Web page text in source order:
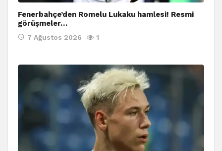
Fenerbahçe’den Romelu Lukaku hamlesi! Resmi
görüşmeler…
7 Ağustos 2026 1